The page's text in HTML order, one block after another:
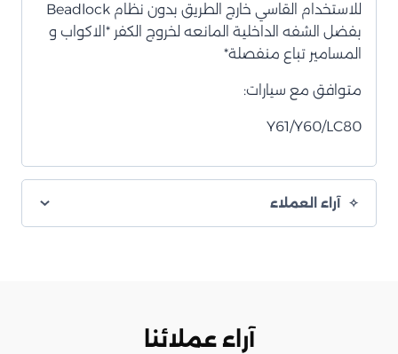
للاستخدام القاسي خارج الطريق بدون نظام Beadlock
بفضل الشفه الداخلية المانعه لخروج الكفر *الاكواب و
المسامير تباع منفصلة*
متوافق مع سيارات:
Y61/Y60/LC80
آراء العملاء
آراء عملائنا